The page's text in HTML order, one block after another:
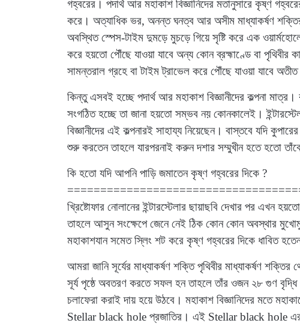
গহ্বরের। পদার্থ আর মহাকাশ বিজ্ঞানিদের মতানুসারে কৃষ্ণ
করে। অত্যাধিক ভর, অনন্ত ঘনত্ব আর অসীম মাধ্যাকর্ষণ শক্তির
অবস্থিত স্পেস-টাইম দুমড়ে মুচড়ে গিয়ে সৃষ্টি করে এক
করে হয়তো পৌঁছে যাওয়া যাবে অন্য কোন ব্রহ্মাণ্ডে বা পৃথিবীর
সামন্তরাল গ্রহে বা টাইম ট্রাভেল করে পৌঁছে যাওয়া যাবে অতীত
কিন্তু এসবই হচ্ছে পদার্থ আর মহাকাশ বিজ্ঞানীদের কল্পনা
সংগঠিত হচ্ছে তা জানা হয়তো সম্ভব নয় কোনকালেই।
বিজ্ঞানীদের এই কল্পনারই সাহায্য নিয়েছেন। বাস্তবে যদি
শুরু করতেন তাহলে যারপরনাই করুন দশার সম্মুখীন হতে হতো
কি হতো যদি আপনি পাড়ি জমাতেন কৃষ্ণ গহ্বরের দিকে ?
খ্রিষ্টোফার নোলানের ইন্টারস্টেলার ছায়াছবি দেখার পর এখন
তাহলে আসুন সংক্ষেপে জেনে নেই ঠিক কোন কোন অবস্থার
মহাকাশযান সমেত স্লিং শট করে কৃষ্ণ গহ্বরের দিকে ধাবিত
আমরা জানি সূর্যের মাধ্যাকর্ষণ শক্তি পৃথিবীর মাধ্যাকর্ষণ
সূর্য পৃষ্ঠে অবতরণ করতে সফল হন তাহলে তাঁর ওজন ২৮ গুণ বৃদ্ধি
চলাফেরা করাই দায় হয়ে উঠবে। মহাকাশ বিজ্ঞানিদের মতে
Stellar black hole প্রজাতির। এই Stellar black hole এর